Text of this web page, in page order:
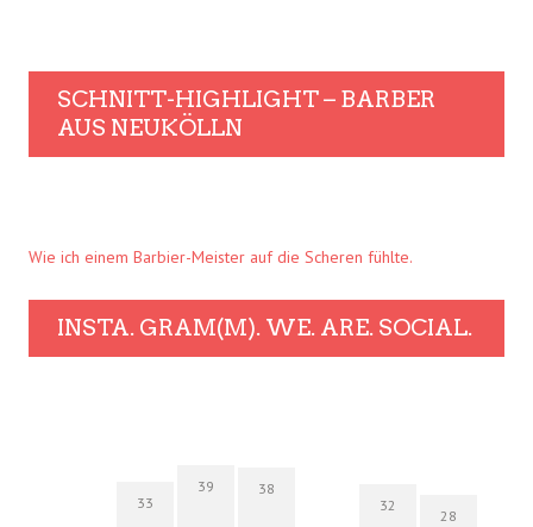
SCHNITT-HIGHLIGHT – BARBER
AUS NEUKÖLLN
Wie ich einem Barbier-Meister auf die Scheren fühlte.
INSTA. GRAM(M). WE. ARE. SOCIAL.
33
39 38
32
28